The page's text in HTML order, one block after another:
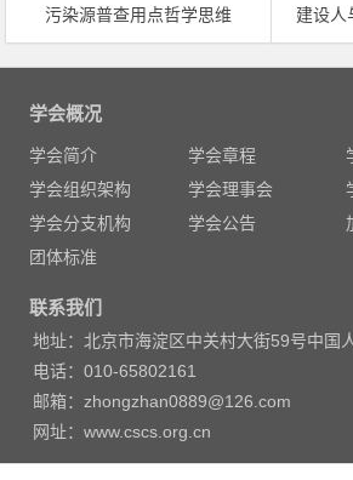
污染源普查用点哲学思维
建设人与
文
学会概况
学会简介 学会章程
学会组织架构
学会理事会
学会分支机构
学会公告
团体标准
联系我们
地址：北京市海淀区中关村大街59号中国
电话：010-65802161
邮箱：zhongzhan0889@126.com
网址：www.cscs.org.cn